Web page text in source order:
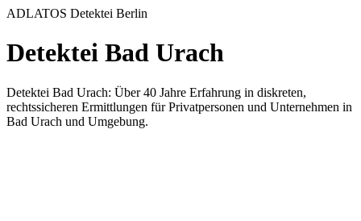
ADLATOS Detektei Berlin
Detektei Bad Urach
Detektei Bad Urach: Über 40 Jahre Erfahrung in diskreten,
rechtssicheren Ermittlungen für Privatpersonen und Unternehmen in
Bad Urach und Umgebung.